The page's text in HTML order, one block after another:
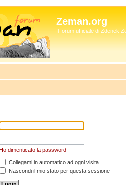
Zeman.org
Il forum ufficiale di Zdenek
dimenticato la password
Collegami in automatico ad ogni visita
Nascondi il mio stato per questa sessione